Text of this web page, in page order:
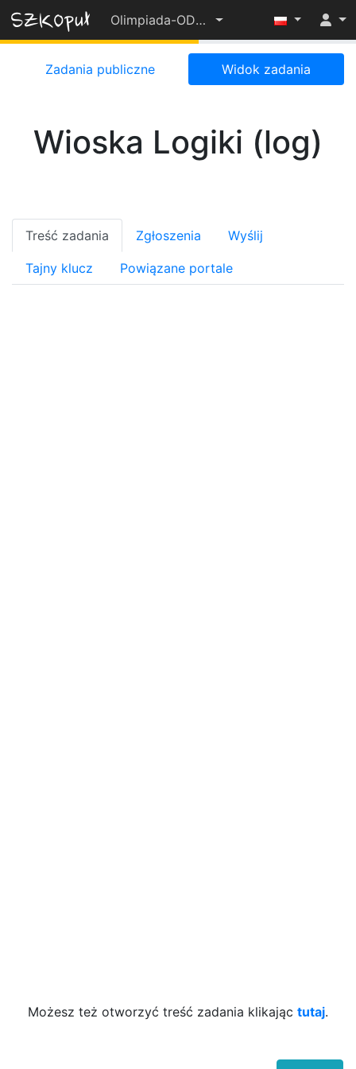
Olimpiada-OD-PODSTAW-2022-23
55%
Zadania publiczne Widok zadania
Wioska Logiki (log)
Treść zadania Zgłoszenia Wyślij
Tajny klucz Powiązane portale
Możesz też otworzyć treść zadania klikając tutaj.